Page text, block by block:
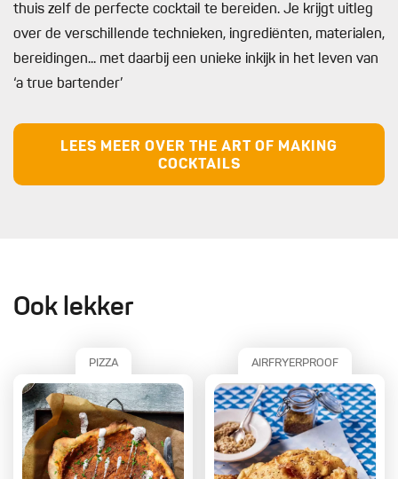
thuis zelf de perfecte cocktail te bereiden. Je krijgt uitleg
over de verschillende technieken, ingrediënten, materialen,
bereidingen... met daarbij een unieke inkijk in het leven van
‘a true bartender’
LEES MEER OVER THE ART OF MAKING
COCKTAILS
Ook lekker
PIZZA AIRFRYERPROOF